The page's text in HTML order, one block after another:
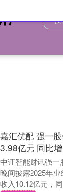
嘉汇优配 强一
3.98亿元 同比
中证智能财讯强一
晚间披露2025年
收入10.12亿元，